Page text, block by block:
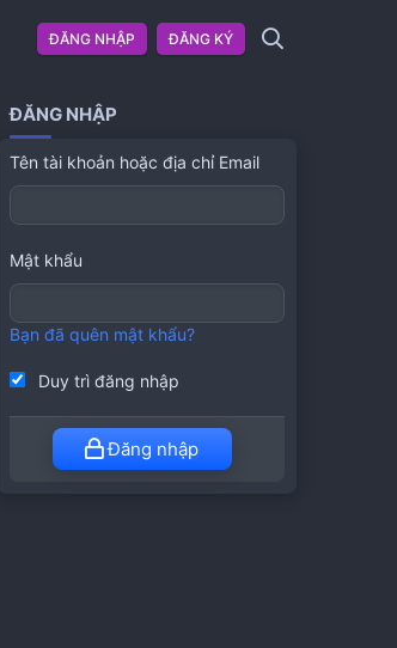
ĐĂNG NHẬP ĐĂNG KÝ
ĐĂNG NHẬP
Tên tài khoản hoặc địa chỉ Email
Mật khẩu
Bạn đã quên mật khẩu?
Duy trì đăng nhập
Đăng nhập